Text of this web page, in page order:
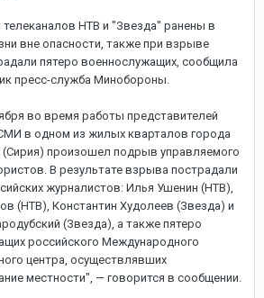
НТВ и "Звезда" ранены в
вне опасности, также при взрыве
пятеро военнослужащих, сообщила
пресс-служба Минобороны.
во время работы представителей
в одном из жилых кварталов города
произошел подрыв управляемого
В результате взрыва пострадали
журналистов: Илья Ушенин (НТВ),
(НТВ), Константин Худолеев (Звезда) и
(Звезда), а также пятеро
российского Международного
центра, осуществлявших
местности", — говорится в сообщении.